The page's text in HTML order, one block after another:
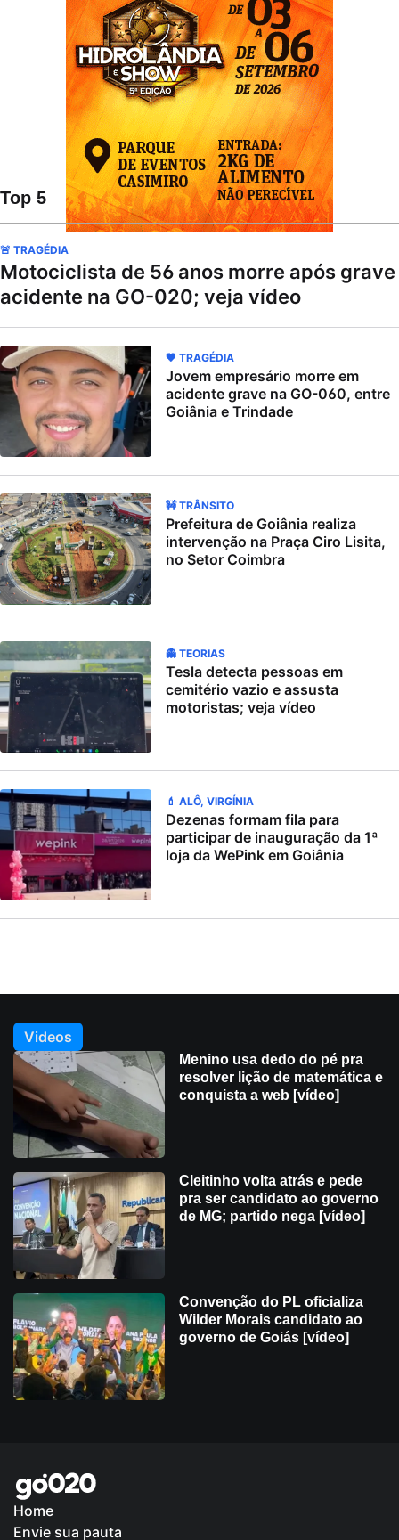
Top 5
🚨 TRAGÉDIA
Motociclista de 56 anos morre após grave
acidente na GO-020; veja vídeo
🖤 TRAGÉDIA
Jovem empresário morre em
acidente grave na GO-060, entre
Goiânia e Trindade
🚧 TRÂNSITO
Prefeitura de Goiânia realiza
intervenção na Praça Ciro Lisita,
no Setor Coimbra
👻 TEORIAS
Tesla detecta pessoas em
cemitério vazio e assusta
motoristas; veja vídeo
💄 ALÔ, VIRGÍNIA
Dezenas formam fila para
participar de inauguração da 1ª
loja da WePink em Goiânia
Videos
Menino usa dedo do pé pra
resolver lição de matemática e
conquista a web [vídeo]
Cleitinho volta atrás e pede
pra ser candidato ao governo
de MG; partido nega [vídeo]
Convenção do PL oficializa
Wilder Morais candidato ao
governo de Goiás [vídeo]
Home
Envie sua pauta